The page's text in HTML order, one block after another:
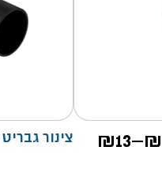
₪13–₪
טווחצינור גבריט 5 מטר